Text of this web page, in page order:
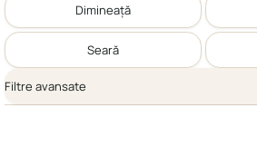
Dimineață
Seară
Filtre avansate